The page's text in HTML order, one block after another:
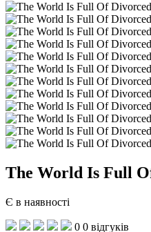
The World Is Full
Є в наявності
0 0 відгуків